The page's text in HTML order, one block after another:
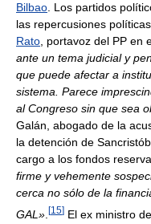
Bilbao. Los partidos
las repercusiones
Rato, portavoz del PP en
ante un tema judicial y
que puede afectar a
sistema. Parece
al Congreso sin que sea
Galán, abogado de la
la detención de
cargo a los fondos
firme y vehemente
cerca no sólo de la
GAL» [15] El ex ministro